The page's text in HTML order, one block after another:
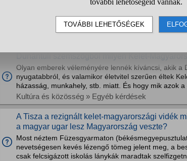
Tehát például Északkelet- és Kelet-Magyarországon
Magyarországon maximum 5-öt? Az igénylőket vitte
Olyan emberek véleményére lennék kíváncsi, akik a
nyugatabbról, és valamikor életvitel szerűen éltek
házasság, munkahely, stb. miatt. És hogy mik azok a
Kultúra és közösség » Egyéb kérdések
A Tisza a rezignált kelet-magyarországi vidék
a magyar ugar lesz Magyarország veszte?
Most néztem Füzesgyarmaton
nevetségesen kevés lézengő tömeg jelent meg, a
csak felcsigázott iskolás lánykák maradtak